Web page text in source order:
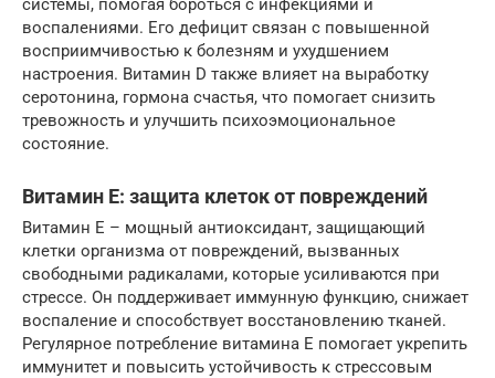
системы, помогая бороться с инфекциями и
воспалениями. Его дефицит связан с повышенной
восприимчивостью к болезням и ухудшением
настроения. Витамин D также влияет на выработку
серотонина, гормона счастья, что помогает снизить
тревожность и улучшить психоэмоциональное
состояние.
Витамин E: защита клеток от повреждений
Витамин Е – мощный антиоксидант, защищающий
клетки организма от повреждений, вызванных
свободными радикалами, которые усиливаются при
стрессе. Он поддерживает иммунную функцию, снижает
воспаление и способствует восстановлению тканей.
Регулярное потребление витамина Е помогает укрепить
иммунитет и повысить устойчивость к стрессовым